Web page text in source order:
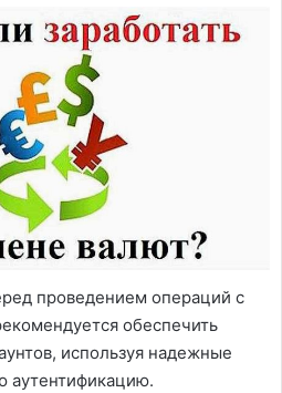
проведением операций с
обеспечить
используя надежные
аутентификацию.